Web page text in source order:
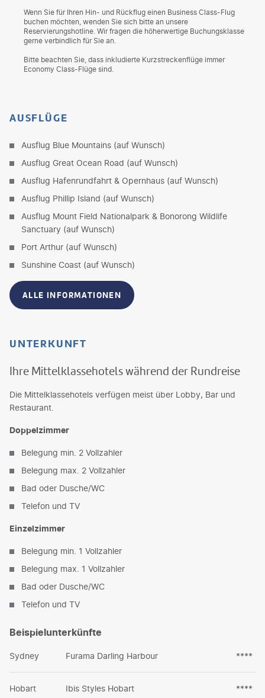
Wenn Sie für Ihren Hin- und Rückflug einen Business Class-Flug
buchen möchten, wenden Sie sich bitte an unsere
Reservierungshotline. Wir fragen die höherwertige Buchungsklasse
gerne verbindlich für Sie an.
Bitte beachten Sie, dass inkludierte Kurzstreckenflüge immer
Economy Class-Flüge sind.
AUSFLÜGE
Ausflug Blue Mountains (auf Wunsch)
Ausflug Great Ocean Road (auf Wunsch)
Ausflug Hafenrundfahrt & Opernhaus (auf Wunsch)
Ausflug Phillip Island (auf Wunsch)
Ausflug Mount Field Nationalpark & Bonorong Wildlife
Sanctuary (auf Wunsch)
Port Arthur (auf Wunsch)
Sunshine Coast (auf Wunsch)
ALLE INFORMATIONEN
UNTERKUNFT
Ihre Mittelklassehotels während der Rundreise
Die Mittelklassehotels verfügen meist über Lobby, Bar und
Restaurant.
Doppelzimmer
Belegung min. 2 Vollzahler
Belegung max. 2 Vollzahler
Bad oder Dusche/WC
Telefon und TV
Einzelzimmer
Belegung min. 1 Vollzahler
Belegung max. 1 Vollzahler
Bad oder Dusche/WC
Telefon und TV
Beispielunterkünfte
Sydney Furama Darling Harbour ****
Hobart Ibis Styles Hobart ****